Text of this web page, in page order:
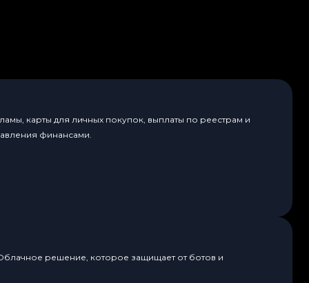
карты для личных покупок, выплаты по реестрам и
финансами.
решение, которое защищает от ботов и